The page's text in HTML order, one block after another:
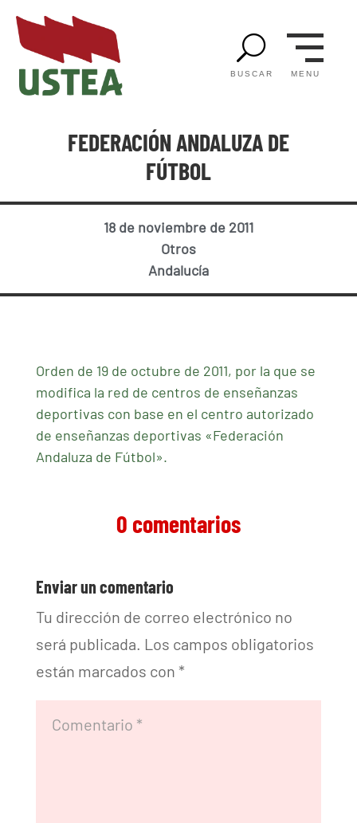
U
BUSCAR MENU
FEDERACIÓN ANDALUZA DE
FÚTBOL
18 de noviembre de 2011
Otros
Andalucía
Orden de 19 de octubre de 2011, por la que se
modifica la red de centros de enseñanzas
deportivas con base en el centro autorizado
de enseñanzas deportivas «Federación
Andaluza de Fútbol».
0 comentarios
Enviar un comentario
Tu dirección de correo electrónico no
será publicada. Los campos obligatorios
están marcados con *